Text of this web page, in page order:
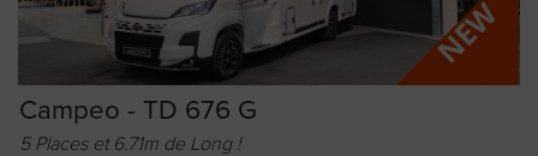
Campeo - TD 676 G
5 Places et 6.71m de Long !